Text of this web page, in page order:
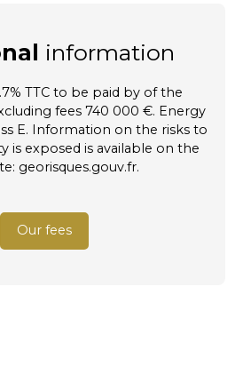
information
TTC to be paid by of the
fees 740 000 €. Energy
E. Information on the risks to
is exposed is available on the
georisques.gouv.fr.
Our fees